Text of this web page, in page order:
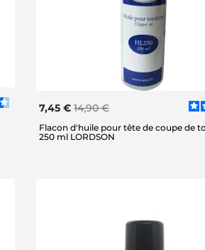
7,45 € 14,90 €
Flacon d'huile pour tête de coupe de
250 ml LORDSON